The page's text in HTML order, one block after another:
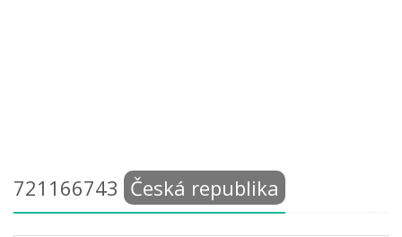
721166743 Česká republika